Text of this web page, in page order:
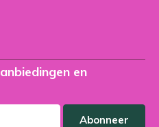
en
Abonneer